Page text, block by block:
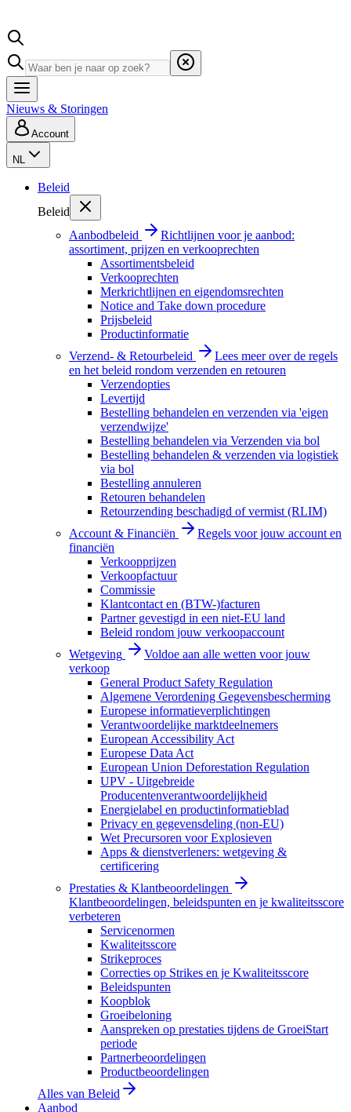
Nieuws & Storingen
Account
NL
Beleid
Beleid
Aanbodbeleid
Richtlijnen voor je aanbod:
assortiment, prijzen en verkooprechten
Assortimentsbeleid
Verkooprechten
Merkrichtlijnen en eigendomsrechten
Notice and Take down procedure
Prijsbeleid
Productinformatie
Verzend- & Retourbeleid
Lees meer over de regels
en het beleid rondom verzenden en retouren
Verzendopties
Levertijd
Bestelling behandelen en verzenden via 'eigen
verzendwijze'
Bestelling behandelen via Verzenden via bol
Bestelling behandelen & verzenden via logistiek
via bol
Bestelling annuleren
Retouren behandelen
Retourzending beschadigd of vermist (RLIM)
Account & Financiën
Regels voor jouw account en
financiën
Verkoopprijzen
Verkoopfactuur
Commissie
Klantcontact en (BTW-)facturen
Partner gevestigd in een niet-EU land
Beleid rondom jouw verkoopaccount
Wetgeving
Voldoe aan alle wetten voor jouw
verkoop
General Product Safety Regulation
Algemene Verordening Gegevensbescherming
Europese informatieverplichtingen
Verantwoordelijke marktdeelnemers
European Accessibility Act
Europese Data Act
European Union Deforestation Regulation
UPV - Uitgebreide
Producentenverantwoordelijkheid
Energielabel en productinformatieblad
Privacy en gegevensdeling (non-EU)
Wet Precursoren voor Explosieven
Apps & dienstverleners: wetgeving &
certificering
Prestaties & Klantbeoordelingen
Klantbeoordelingen, beleidspunten en je kwaliteitsscore
verbeteren
Servicenormen
Kwaliteitsscore
Strikeproces
Correcties op Strikes en je Kwaliteitsscore
Beleidspunten
Koopblok
Groeibeloning
Aanspreken op prestaties tijdens de GroeiStart
periode
Partnerbeoordelingen
Productbeoordelingen
Alles van Beleid
Aanbod